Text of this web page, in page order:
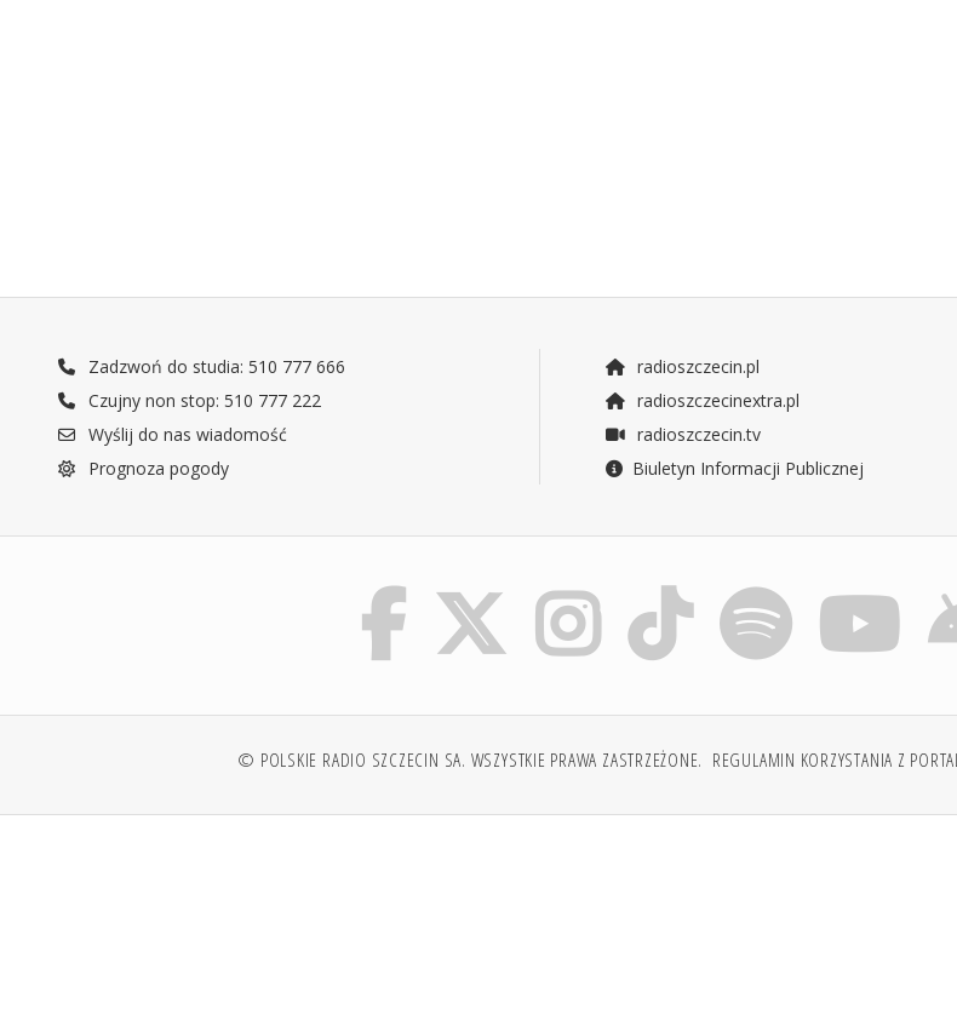
Zadzwoń do studia: 510 777 666
Czujny non stop: 510 777 222
Wyślij do nas wiadomość
Prognoza pogody
radioszczecin.pl
radioszczecinextra.pl
radioszczecin.tv
Biuletyn Informacji Publicznej
© POLSKIE RADIO SZCZECIN SA. WSZYSTKIE PRAWA ZASTRZEŻONE. REGULAMIN KORZYSTANIA Z